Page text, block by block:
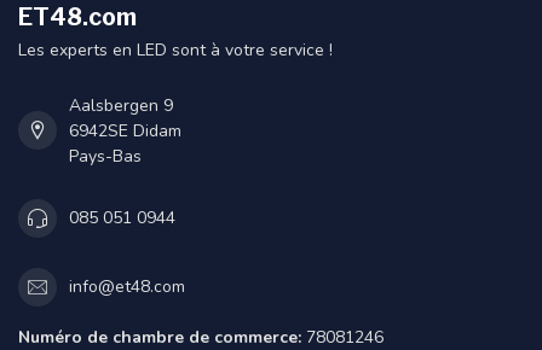
ET48.com
Les experts en LED sont à votre service !
Aalsbergen 9
6942SE Didam
Pays-Bas
085 051 0944
info@et48.com
Numéro de chambre de commerce: 78081246